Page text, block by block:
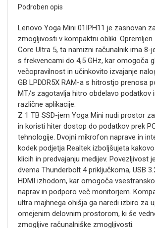
Podroben opis
Lenovo Yoga Mini 01IPH11 je zasnovan
zmogljivosti v kompaktni obliki.
Core Ultra 5, ta namizni računalnik ima 8-
s frekvencami do 4,5 GHz, kar omogoča
večopravilnost in učinkovito izvajanje
GB LPDDR5X RAM-a s hitrostjo prenosa
MT/s zagotavlja hitro obdelavo podatkov
različne aplikacije.
Z 1 TB SSD-jem Yoga Mini nudi prostor
in koristi hiter dostop do podatkov prek
tehnologije. Dvojni mikrofon naprave in
kodek podjetja Realtek izboljšujeta
klicih in predvajanju medijev. Povezljivost
dvema Thunderbolt 4 priključkoma, USB
HDMI izhodom, kar omogoča
naprav in podporo več monitorjem.
ultra majhnega ohišja ga naredi izbiro za
omejenim delovnim prostorom, ki še
zmogljive računalniške zmogljivosti.